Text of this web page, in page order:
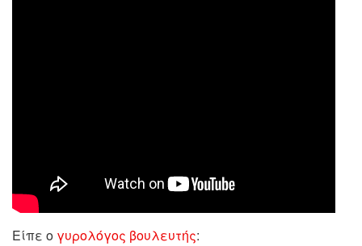
Είπε ο γυρολόγος βουλευτής: